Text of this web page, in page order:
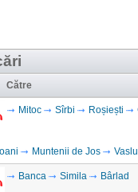
Către
Mitoc Sîrbi Roșiești
Muntenii de Jos
Banca Simila Bârlad